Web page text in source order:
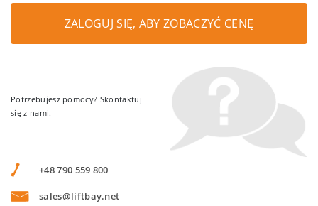
ZALOGUJ SIĘ, ABY ZOBACZYĆ CENĘ
Potrzebujesz pomocy? Skontaktuj
się z nami.
+48 790 559 800
sales@liftbay.net